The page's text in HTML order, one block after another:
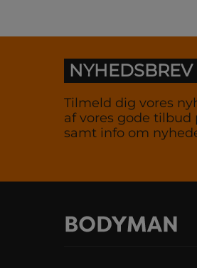
NYHEDSBREV
Tilmeld dig vores
af vores gode tilbud
samt info om